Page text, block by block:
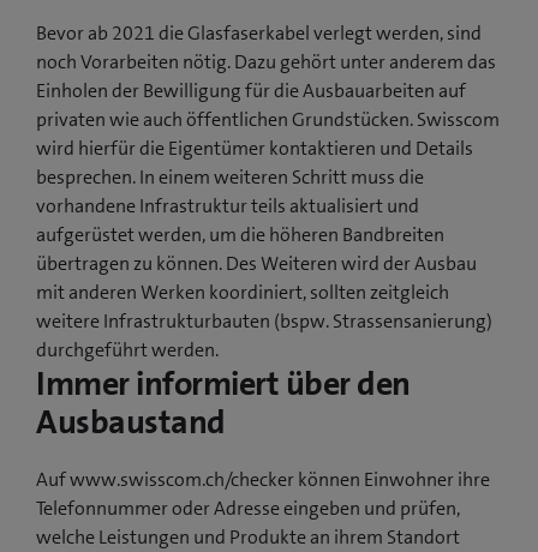
Bevor ab 2021 die Glasfaserkabel verlegt werden, sind
noch Vorarbeiten nötig. Dazu gehört unter anderem das
Einholen der Bewilligung für die Ausbauarbeiten auf
privaten wie auch öffentlichen Grundstücken. Swisscom
wird hierfür die Eigentümer kontaktieren und Details
besprechen. In einem weiteren Schritt muss die
vorhandene Infrastruktur teils aktualisiert und
aufgerüstet werden, um die höheren Bandbreiten
übertragen zu können. Des Weiteren wird der Ausbau
mit anderen Werken koordiniert, sollten zeitgleich
weitere Infrastrukturbauten (bspw. Strassensanierung)
durchgeführt werden.
Immer informiert über den
Ausbaustand
Auf www.swisscom.ch/checker können Einwohner ihre
Telefonnummer oder Adresse eingeben und prüfen,
welche Leistungen und Produkte an ihrem Standort